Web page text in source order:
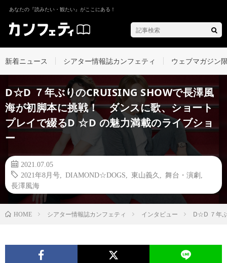
あなたの『読みたい・観たい』がここにある！
新着ニュース シアター情報誌カンフェティ ウェブマガジン
D☆D ７年ぶりのCRUISING SHOWで長澤風
海が初脚本に挑戦！ ダンスに歌、ショート
プレイで綴るD ☆D の魅力満載のライブショ
ー
2021.07.05
2021年8月号
DIAMOND☆DOGS 東山義久 舞台・演劇
長澤風海
HOME シアター情報誌カンフェティ インタビュー D☆D ７年